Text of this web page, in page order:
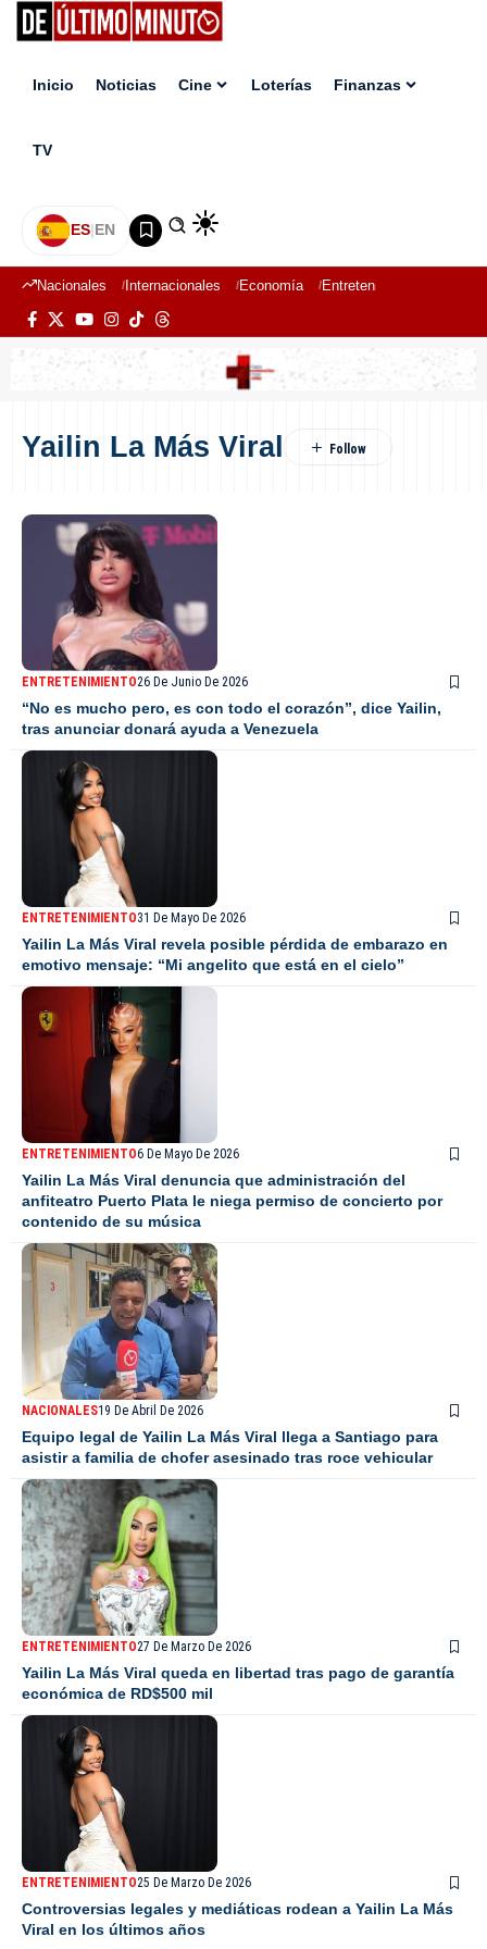
Inicio Noticias Cine Loterías Finanzas
TV
ES|EN
Nacionales Internacionales Economía Entretenimiento
Yailin La Más Viral
ENTRETENIMIENTO26 De Junio De 2026
“No es mucho pero, es con todo el corazón”, dice Yailin,
tras anunciar donará ayuda a Venezuela
ENTRETENIMIENTO31 De Mayo De 2026
Yailin La Más Viral revela posible pérdida de embarazo en
emotivo mensaje: “Mi angelito que está en el cielo”
ENTRETENIMIENTO6 De Mayo De 2026
Yailin La Más Viral denuncia que administración del
anfiteatro Puerto Plata le niega permiso de concierto por
contenido de su música
NACIONALES19 De Abril De 2026
Equipo legal de Yailin La Más Viral llega a Santiago para
asistir a familia de chofer asesinado tras roce vehicular
ENTRETENIMIENTO27 De Marzo De 2026
Yailin La Más Viral queda en libertad tras pago de garantía
económica de RD$500 mil
ENTRETENIMIENTO25 De Marzo De 2026
Controversias legales y mediáticas rodean a Yailin La Más
Viral en los últimos años